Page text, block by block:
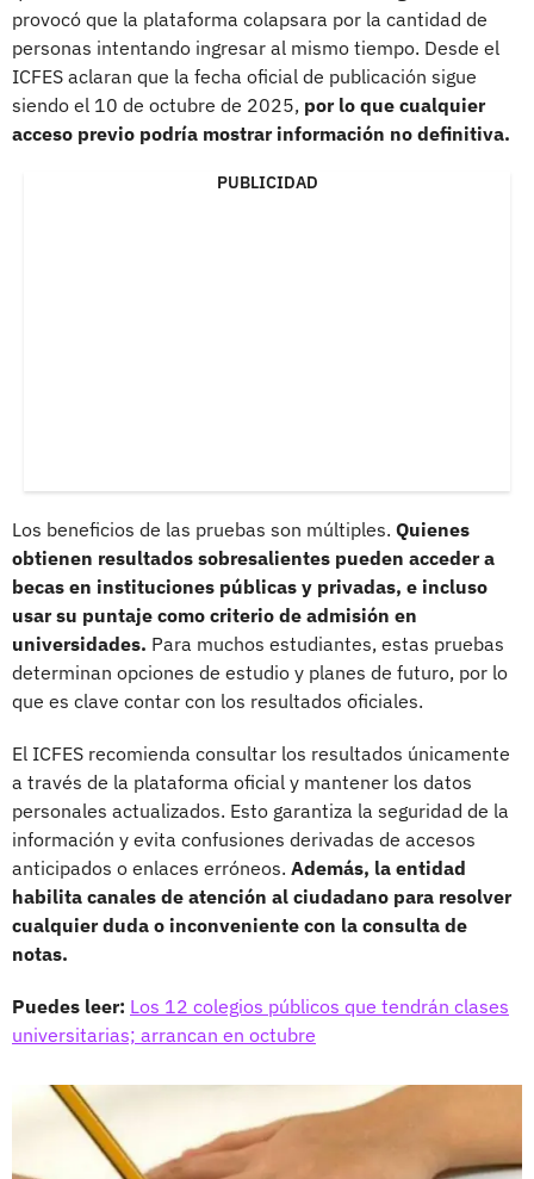
provocó que la plataforma colapsara por la cantidad de
personas intentando ingresar al mismo tiempo. Desde el
ICFES aclaran que la fecha oficial de publicación sigue
siendo el 10 de octubre de 2025, por lo que cualquier
acceso previo podría mostrar información no definitiva.
PUBLICIDAD
Los beneficios de las pruebas son múltiples. Quienes
obtienen resultados sobresalientes pueden acceder a
becas en instituciones públicas y privadas, e incluso
usar su puntaje como criterio de admisión en
universidades. Para muchos estudiantes, estas pruebas
determinan opciones de estudio y planes de futuro, por lo
que es clave contar con los resultados oficiales.
El ICFES recomienda consultar los resultados únicamente
a través de la plataforma oficial y mantener los datos
personales actualizados. Esto garantiza la seguridad de la
información y evita confusiones derivadas de accesos
anticipados o enlaces erróneos. Además, la entidad
habilita canales de atención al ciudadano para resolver
cualquier duda o inconveniente con la consulta de
notas.
Puedes leer: Los 12 colegios públicos que tendrán clases
universitarias; arrancan en octubre